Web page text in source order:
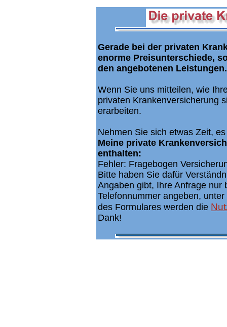
Gerade bei der privaten
enorme Preisunterschiede,
den angebotenen Leistungen.
Wenn Sie uns mitteilen, wie
privaten Krankenversicherung
erarbeiten.
Nehmen Sie sich etwas Zeit,
Meine private
enthalten:
Fehler: Fragebogen
Bitte haben Sie dafür
Angaben gibt, Ihre Anfrage nur
Telefonnummer angeben,
des Formulares werden die
Dank!